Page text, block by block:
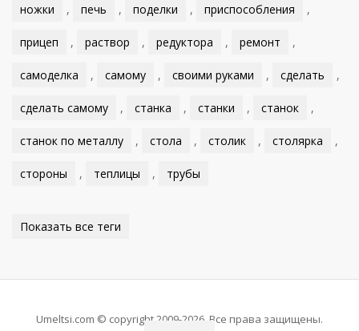
ножки , печь , поделки , приспособления ,
прицеп , раствор , редуктора , ремонт ,
самоделка , самому , своими руками , сделать ,
сделать самому , станка , станки , станок ,
станок по металлу , стола , столик , столярка ,
стороны , теплицы , трубы
Показать все теги
Umeltsi.com © copyright 2009-2026. Все права защищены.